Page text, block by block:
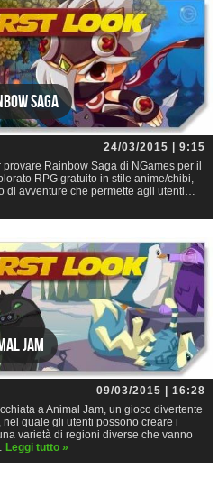
Saga
24/03/2015 | 9:15
Rainbow Saga di NGames per il
RPG gratuito in stile anime/chibi,
di avventure che permette agli utenti…
Jam
09/03/2015 | 16:28
a Animal Jam, un gioco divertente
quale gli utenti possono creare i
varietà di regioni diverse che vanno
Leggi tutto »